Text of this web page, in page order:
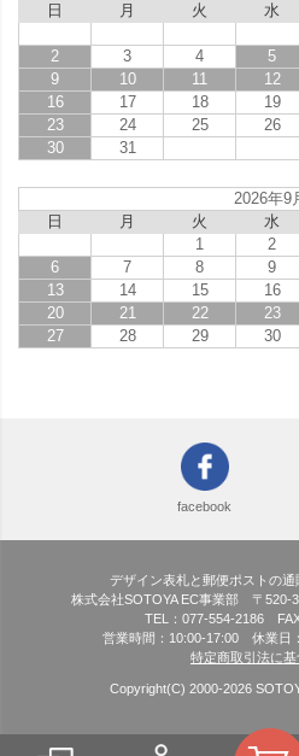
日
月 火 水
2
3 4 5
9
10 11 12
16
17 18 19
23
24 25 26
30
31
2026年9
日
月 火 水
1
2
6
7 8 9
13
14 15 16
20
21 22 23
27
28 29 30
facebook
デザイン表札と郵便ポストの
株式会社SOTOYA EC事業部 〒520-
TEL：077-554-2186
営業時間：10:00-17:00 休業日
特定商取引法に
Copyright(C) 2000-2026